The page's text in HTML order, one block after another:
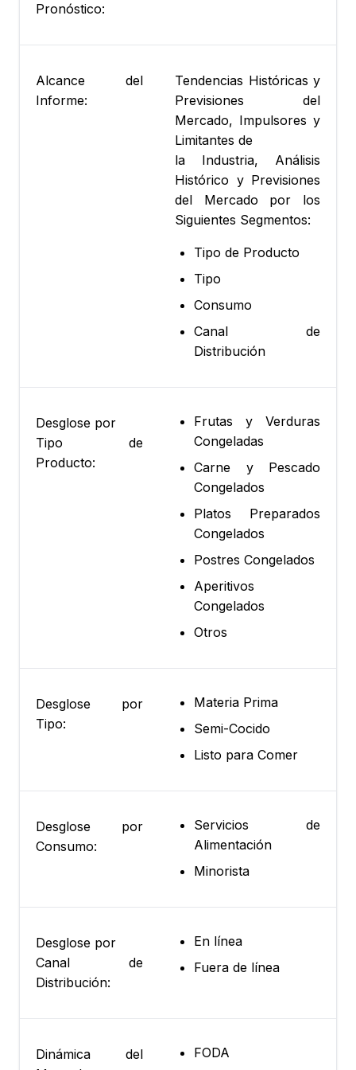
Pronóstico:
Alcance del
Informe:
Tendencias Históricas y
Previsiones del
Mercado, Impulsores y
Limitantes de
la Industria, Análisis
Histórico y Previsiones
del Mercado por los
Siguientes Segmentos:
Tipo de Producto
Tipo
Consumo
Canal de
Distribución
Desglose por
Tipo de
Producto:
Frutas y Verduras
Congeladas
Carne y Pescado
Congelados
Platos Preparados
Congelados
Postres Congelados
Aperitivos
Congelados
Otros
Desglose por
Tipo:
Materia Prima
Semi-Cocido
Listo para Comer
Desglose por
Consumo:
Servicios de
Alimentación
Minorista
Desglose por
Canal de
Distribución:
En línea
Fuera de línea
Dinámica del
FODA